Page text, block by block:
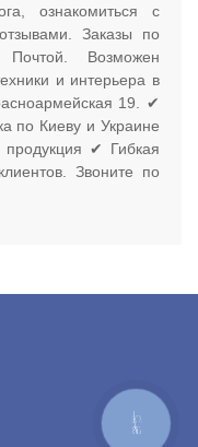
ознакомиться с
Заказы по
Возможен
и интерьера в
19. ✔
по Киеву и Украине
✔ Гибкая
Звоните по
КНОПКА
ЗВ'ЯЗКУ